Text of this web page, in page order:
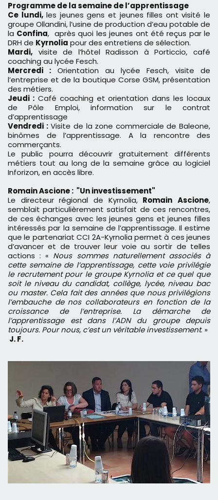
Programme de la semaine de l’apprentissage
Ce lundi,les jeunes gens et jeunes filles ont visité le
groupe Ollandini, l’usine de production d’eau potable de
la Confina, après quoi les jeunes ont été reçus par le
DRH de Kyrnolia pour des entretiens de sélection.
Mardi, visite de l’hôtel Radisson à Porticcio, café
coaching au lycée Fesch.
Mercredi : Orientation au lycée Fesch, visite de
l’entreprise et de la boutique Corse GSM, présentation
des métiers.
Jeudi :Café coaching et orientation dans les locaux
de Pôle Emploi, information sur le contrat
d’apprentissage
Vendredi :Visite de la zone commerciale de Baleone,
binômes de l’apprentissage. A la rencontre des
commerçants.
Le public pourra découvrir gratuitement différents
métiers tout au long de la semaine grâce au logiciel
Inforizon, en accès libre.
Romain Ascione : "Un investissement"
Le directeur régional de Kyrnolia, Romain Ascione,
semblait particulièrement satisfait de ces rencontres,
de ces échanges avec les jeunes gens et jeunes filles
intéressés par la semaine de l’apprentissage. Il estime
que le partenariat CCI 2A-Kyrnolia permet à ces jeunes
d’avancer et de trouver leur voie au sortir de telles
actions : « Nous sommes naturellement associés à
cette semaine de l’apprentissage, cette voie privilégie
le recrutement pour le groupe Kyrnolia et ce quel que
soit le niveau du candidat, collège, lycée, niveau bac
ou master. Cela fait des années que nous privilégions
l’embauche de nos collaborateurs en fonction de la
croissance de l’entreprise. La démarche de
l’apprentissage est dans l’ADN du groupe depuis
toujours. Pour nous, c’est un véritable investissement. »
J. F.